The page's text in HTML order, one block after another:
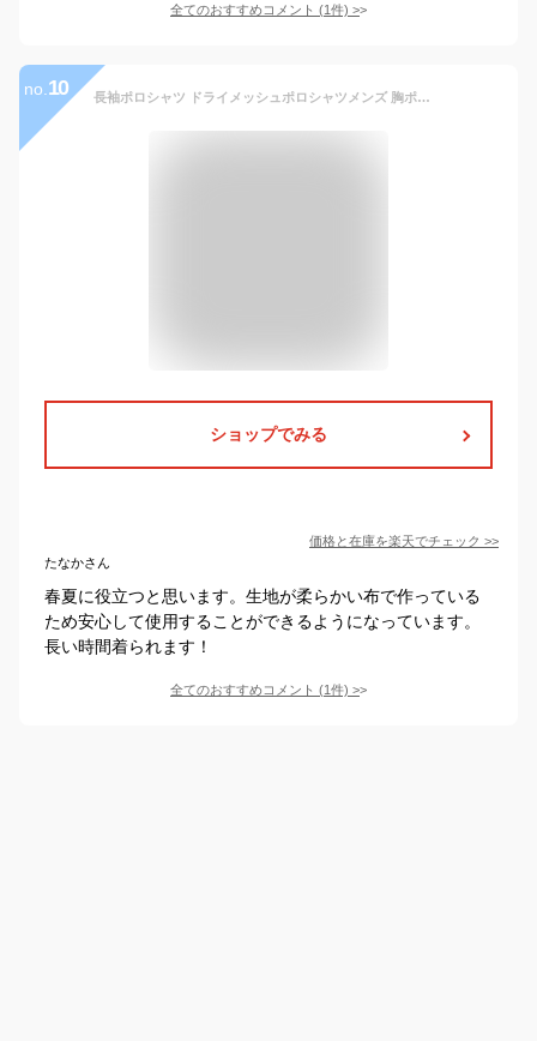
全てのおすすめコメント (1件) >
no. 10 長袖ポロシャツ ドライメッシュポロシャツメンズ 胸ポケット付き 吸汗速乾 さらさらメッシュポロシャツ ビジネスウェア ビズポロ テレワーク 春夏秋冬 襟ぐり狭め 袖リブ有りタイプ ポロシャツメンズファッション サイドスリット有り ゆとり ゆるめ uvcut UPF20 00335
ショップでみる
価格と在庫を楽天でチェック >>
たなかさん
春夏に役立つと思います。生地が柔らかい布で作っている
ため安心して使用することができるようになっています。
長い時間着られます！
全てのおすすめコメント (1件) >